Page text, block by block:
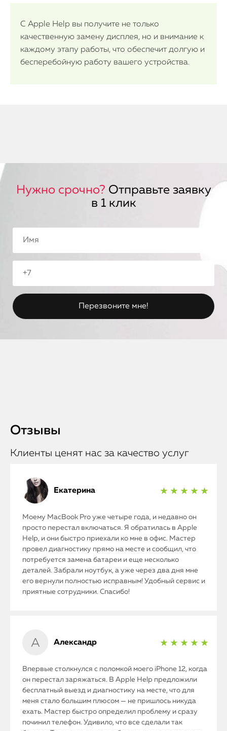
С Apple Help вы получите не только
качественную замену дисплея, но и внимание к
каждому этапу работы, что обеспечит долгую и
бесперебойную работу вашего устройства.
Нужно срочно? Отправьте заявку
в 1 клик
Отзывы
Клиенты ценят нас за качество услуг
Екатерина ★ ★ ★ ★ ★
Моему MacBook Pro уже четыре года, и недавно он
просто перестал включаться. Я обратилась в Apple
Help, и они быстро приехали ко мне в офис. Мастер
провел диагностику прямо на месте и сообщил, что
потребуется замена батареи и еще несколько
деталей. Забрали ноутбук, а уже через два дня мне
его вернули полностью исправным! Удобный сервис и
приятные сотрудники. Спасибо!
Александр ★ ★ ★ ★ ★
Впервые столкнулся с поломкой моего iPhone 12, когда
он перестал заряжаться. В Apple Help предложили
бесплатный выезд и диагностику на месте, что для
меня стало большим плюсом — не пришлось никуда
ехать. Мастер быстро определил проблему и сразу
починил телефон. Удивило, что все сделали так